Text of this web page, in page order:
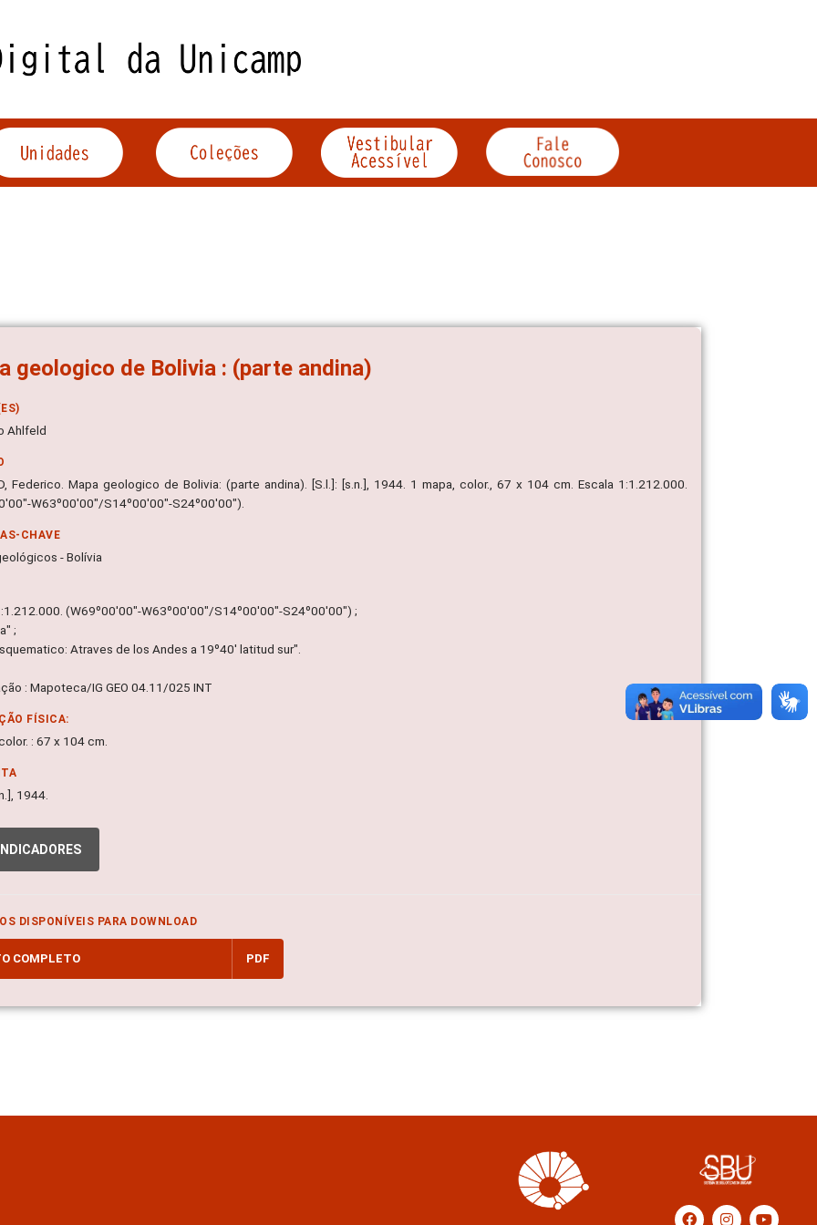
geologico de Bolivia : (parte andina)
Ahlfeld
Federico. Mapa geologico de Bolivia: (parte andina). [S.l.]: [s.n.], 1944. 1 mapa, color., 67 x 104 cm. Escala 1:1.212.000.
W63º00'00"/S14º00'00"-S24º00'00").
CHAVE
- Bolívia
(W69º00'00"-W63º00'00"/S14º00'00"-S24º00'00") ;
;
Atraves de los Andes a 19º40' latitud sur".
: Mapoteca/IG GEO 04.11/025 INT
FÍSICA:
: 67 x 104 cm.
1944.
INDICADORES
DISPONÍVEIS PARA DOWNLOAD
COMPLETO PDF